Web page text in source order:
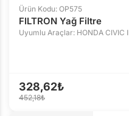
Ürün Kodu: OP575
FILTRON Yağ Filtre
Uyumlu Araçlar: HONDA CIVIC
328,62₺
452,18₺